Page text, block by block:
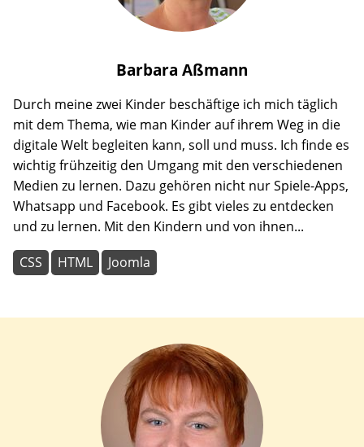
Barbara Aßmann
Durch meine zwei Kinder beschäftige ich mich täglich
mit dem Thema, wie man Kinder auf ihrem Weg in die
digitale Welt begleiten kann, soll und muss. Ich finde es
wichtig frühzeitig den Umgang mit den verschiedenen
Medien zu lernen. Dazu gehören nicht nur Spiele-Apps,
Whatsapp und Facebook. Es gibt vieles zu entdecken
und zu lernen. Mit den Kindern und von ihnen...
CSS HTML Joomla